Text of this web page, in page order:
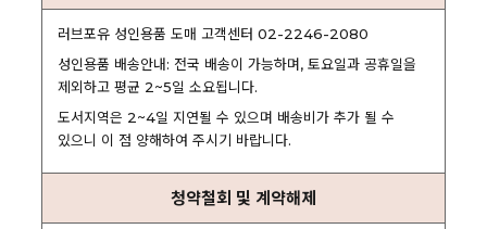
러브포유 성인용품 도매 고객센터 02-2246-2080
성인용품 배송안내: 전국 배송이 가능하며, 토요일과 공휴일을
제외하고 평균 2~5일 소요됩니다.
도서지역은 2~4일 지연될 수 있으며 배송비가 추가 될 수
있으니 이 점 양해하여 주시기 바랍니다.
청약철회 및 계약해제